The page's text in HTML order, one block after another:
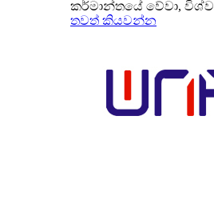
කර්මාන්තයේ වේවා,
තවත් කියවන්න